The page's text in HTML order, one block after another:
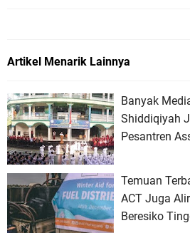
Artikel Menarik Lainnya
Banyak
Shiddiqiyah
Pesantren
Temuan
ACT Juga
Beresiko